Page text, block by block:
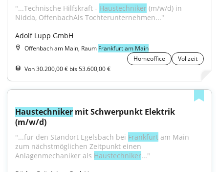
"...Technische Hilfskraft - Haustechniker (m/w/d) in
Nidda, OffenbachAls Tochterunternehmen..."
Adolf Lupp GmbH
Offenbach am Main, Raum Frankfurt am Main
Homeoffice
Vollzeit
Von 30.200,00 € bis 53.600,00 €
Haustechniker mit Schwerpunkt Elektrik
(m/w/d)
"...für den Standort Egelsbach bei Frankfurt am Main
zum nächstmöglichen Zeitpunkt einen
Anlagenmechaniker als Haustechniker..."